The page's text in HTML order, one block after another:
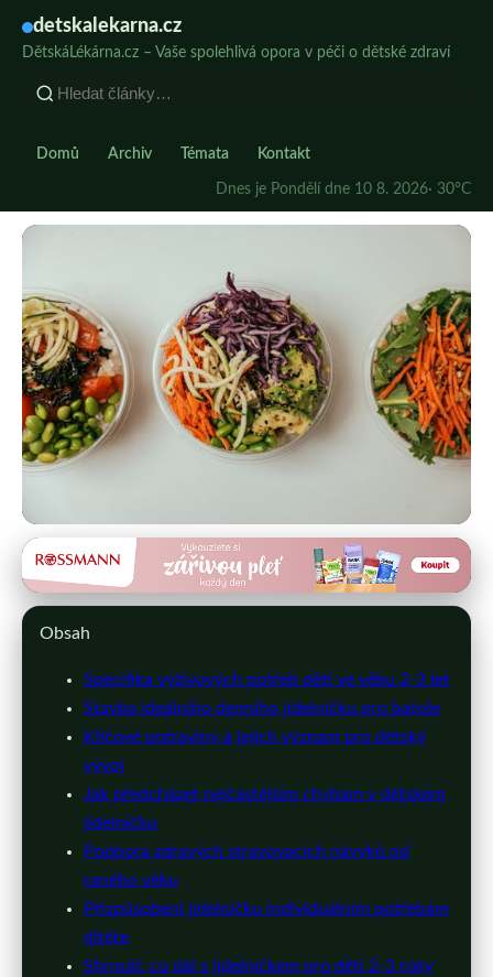
detskalekarna.cz
DětskáLékárna.cz – Vaše spolehlivá opora v péči o dětské zdraví
Domů Archiv Témata Kontakt
Dnes je Pondělí dne 10 8. 2026· 30°C
detskalekarna.cz
Optimální Jídelníček pro Děti 2-3
4. 3. 2026 · 8 min čtení · Autor: Ivana Holubová
Obsah
Specifika výživových potřeb dětí ve věku 2-3 let
Stavba ideálního denního jídelníčku pro batole
Klíčové potraviny a jejich význam pro dětský
vývoj
Jak předcházet nejčastějším chybám v dětském
jídelníčku
Podpora zdravých stravovacích návyků od
raného věku
Přizpůsobení jídelníčku individuálním potřebám
dítěte
Shrnutí: co dál s jídelníčkem pro děti 2-3 roky